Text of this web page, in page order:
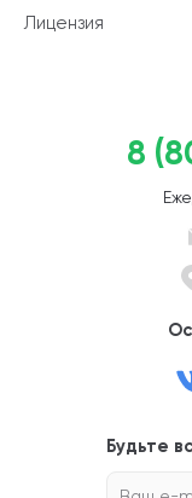
Лицензия
8
Будьте